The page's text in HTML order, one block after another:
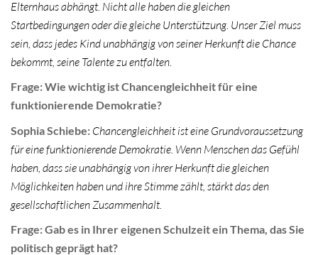
Elternhaus abhängt. Nicht alle haben die gleichen
Startbedingungen oder die gleiche Unterstützung. Unser Ziel muss
sein, dass jedes Kind unabhängig von seiner Herkunft die Chance
bekommt, seine Talente zu entfalten.
Frage: Wie wichtig ist Chancengleichheit für eine
funktionierende Demokratie?
Sophia Schiebe: Chancengleichheit ist eine Grundvoraussetzung
für eine funktionierende Demokratie. Wenn Menschen das Gefühl
haben, dass sie unabhängig von ihrer Herkunft die gleichen
Möglichkeiten haben und ihre Stimme zählt, stärkt das den
gesellschaftlichen Zusammenhalt.
Frage: Gab es in Ihrer eigenen Schulzeit ein Thema, das Sie
politisch geprägt hat?